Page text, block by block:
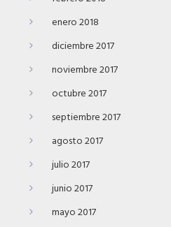
enero 2018
diciembre 2017
noviembre 2017
octubre 2017
septiembre 2017
agosto 2017
julio 2017
junio 2017
mayo 2017